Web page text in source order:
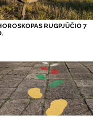
RUGPJŪČIO 7